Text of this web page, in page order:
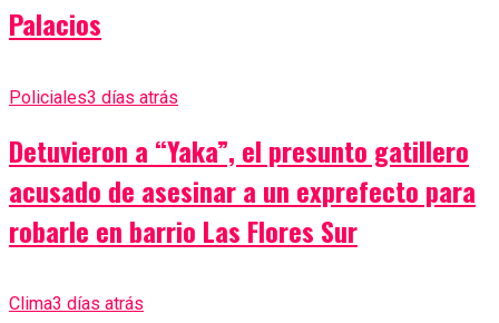
Palacios
Policiales3 días atrás
Detuvieron a “Yaka”, el presunto gatillero
acusado de asesinar a un exprefecto para
robarle en barrio Las Flores Sur
Clima3 días atrás